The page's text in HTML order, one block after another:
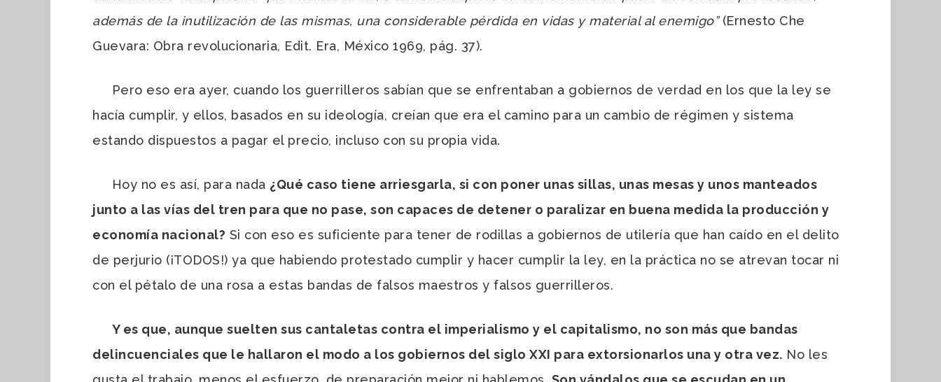
además de la inutilización de las mismas, una considerable pérdida en vidas y material al enemigo”(Ernesto Che
Guevara: Obra revolucionaria, Edit. Era, México 1969, pág. 37).
Pero eso era ayer, cuando los guerrilleros sabían que se enfrentaban a gobiernos de verdad en los que la ley se
hacía cumplir, y ellos, basados en su ideología, creían que era el camino para un cambio de régimen y sistema
estando dispuestos a pagar el precio, incluso con su propia vida.
Hoy no es así, para nada ¿Qué caso tiene arriesgarla, si con poner unas sillas, unas mesas y unos manteados
junto a las vías del tren para que no pase, son capaces de detener o paralizar en buena medida la producción y
economía nacional? Si con eso es suficiente para tener de rodillas a gobiernos de utilería que han caído en el delito
de perjurio (¡TODOS!) ya que habiendo protestado cumplir y hacer cumplir la ley, en la práctica no se atrevan tocar ni
con el pétalo de una rosa a estas bandas de falsos maestros y falsos guerrilleros.
Y es que, aunque suelten sus cantaletas contra el imperialismo y el capitalismo, no son más que bandas
delincuenciales que le hallaron el modo a los gobiernos del siglo XXI para extorsionarlos una y otra vez. No les